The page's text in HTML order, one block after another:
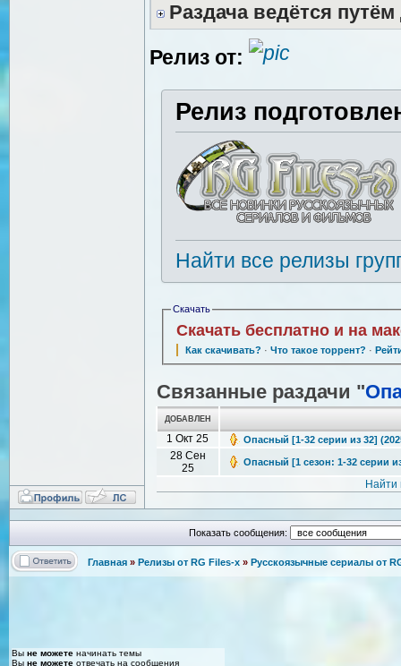
Раздача ведётся
Релиз от:
Релиз
Найти все релизы
Скачать
Скачать бесплатно и на
Как скачивать? · Что такое торрент? ·
Связанные раздачи "
ДОБАВЛЕН
1 Окт 25 Опасный [1-32 серии из 32]
28 Сен
25
Опасный [1 сезон: 1-32 серии
Найти
Показать сообщения:
Главная » Релизы от RG Files-x » Русскоязычные сериалы от
Вы не можете начинать темы
Вы не можете отвечать на сообщения